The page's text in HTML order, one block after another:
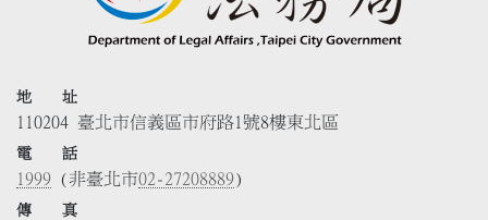
地 址
110204 臺北市信義區市府路1號8樓東北區
電 話
1999 (非臺北市02-27208889)
傳 真